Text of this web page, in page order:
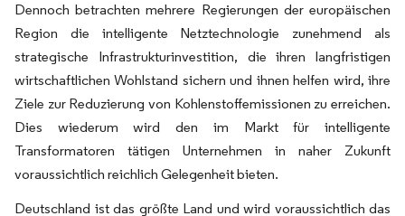
Dennoch betrachten mehrere Regierungen der europäischen
Region die intelligente Netztechnologie zunehmend als
strategische Infrastrukturinvestition, die ihren langfristigen
wirtschaftlichen Wohlstand sichern und ihnen helfen wird, ihre
Ziele zur Reduzierung von Kohlenstoffemissionen zu erreichen.
Dies wiederum wird den im Markt für intelligente
Transformatoren tätigen Unternehmen in naher Zukunft
voraussichtlich reichlich Gelegenheit bieten.
Deutschland ist das größte Land und wird voraussichtlich das